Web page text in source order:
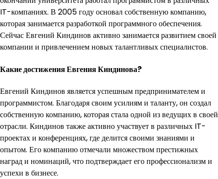
IT-компаниях. В 2005 году основал собственную компанию,
которая занимается разработкой программного обеспечения.
Сейчас Евгений Киндинов активно занимается развитием своей
компании и привлечением новых талантливых специалистов.
Какие достижения Евгения Киндинова?
Евгений Киндинов является успешным предпринимателем и
программистом. Благодаря своим усилиям и таланту, он создал
собственную компанию, которая стала одной из ведущих в своей
отрасли. Киндинов также активно участвует в различных IT-
проектах и конференциях, где делится своими знаниями и
опытом. Его компанию отмечали множеством престижных
наград и номинаций, что подтверждает его профессионализм и
успехи в бизнесе.